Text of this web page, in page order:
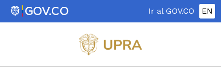
Pasar al contenido principal
Ir al GOV.CO EN